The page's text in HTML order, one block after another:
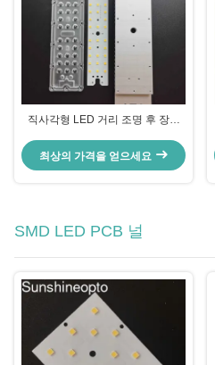
직사각형 LED 거리 조명 후 장착
최상의 가격을 얻으세요
SMD LED PCB 널